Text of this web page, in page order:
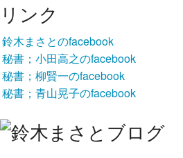
リンク
鈴木まさとのfacebook
秘書；小田高之のfacebook
秘書；柳賢一のfacebook
秘書；青山晃子のfacebook